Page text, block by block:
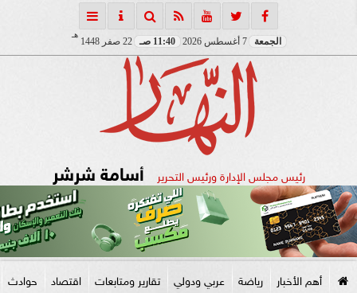
الجمعة 7 أغسطس 2026 11:40 صـ 22 صفر 1448
هـ
رئيس مجلس الإدارة ورئيس التحرير أسامة شرشر
أهم الأخبار رياضة عربي ودولي تقارير ومتابعات اقتصاد حوادث